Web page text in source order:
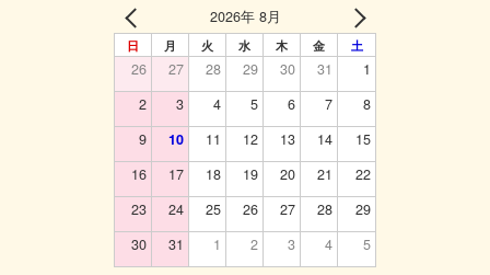
2026年 8月
日 月 火 水 木 金 土
26 27 28 29 30 31
1
2
3 4 5 6 7
8
9
10 11 12 13 14
15
16
17 18 19 20 21
22
23
24 25 26 27 28
29
30
31 1 2 3 4 5